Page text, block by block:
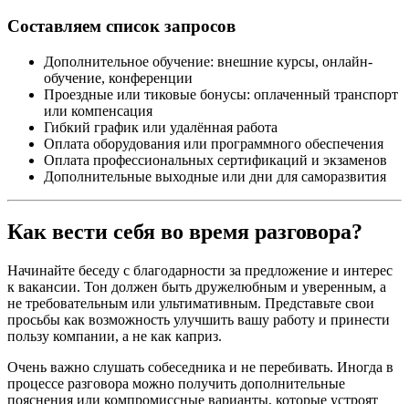
Составляем список запросов
Дополнительное обучение: внешние курсы, онлайн-
обучение, конференции
Проездные или тиковые бонусы: оплаченный транспорт
или компенсация
Гибкий график или удалённая работа
Оплата оборудования или программного обеспечения
Оплата профессиональных сертификаций и экзаменов
Дополнительные выходные или дни для саморазвития
Как вести себя во время разговора?
Начинайте беседу с благодарности за предложение и интерес
к вакансии. Тон должен быть дружелюбным и уверенным, а
не требовательным или ультимативным. Представьте свои
просьбы как возможность улучшить вашу работу и принести
пользу компании, а не как каприз.
Очень важно слушать собеседника и не перебивать. Иногда в
процессе разговора можно получить дополнительные
пояснения или компромиссные варианты, которые устроят